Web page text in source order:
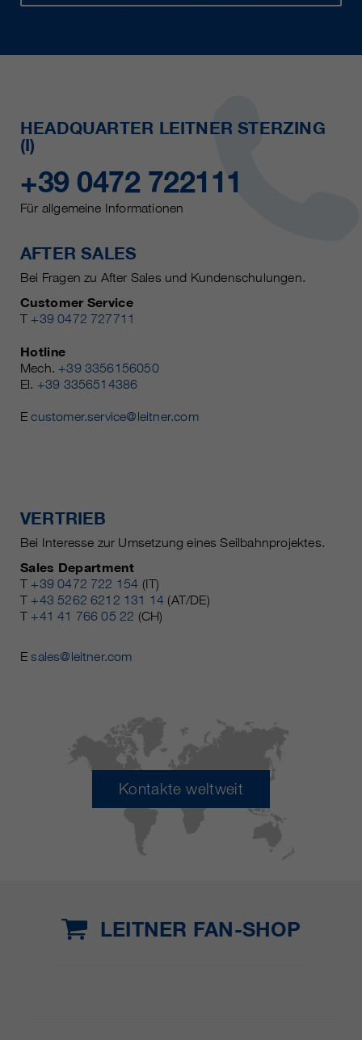
HEADQUARTER LEITNER STERZING
(I)
+39 0472 722111
Für allgemeine Informationen
AFTER SALES
Bei Fragen zu After Sales und Kundenschulungen.
Customer Service
T +39 0472 727711
Hotline
Mech. +39 3356156050
El. +39 3356514386
Ecustomer.service@leitner.com
VERTRIEB
Bei Interesse zur Umsetzung eines Seilbahnprojektes.
Sales Department
T +39 0472 722 154 (IT)
T +43 5262 6212 131 14 (AT/DE)
T +41 41 766 05 22 (CH)
Esales@leitner.com
Kontakte weltweit
LEITNER FAN-SHOP